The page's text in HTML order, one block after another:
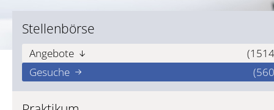
Stellenbörse
Angebote
Gesuche